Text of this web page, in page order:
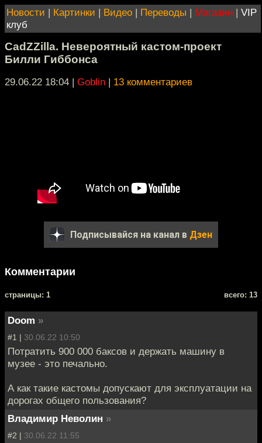
Новости | Картинки | Видео | Переводы | Магазин | VIP
клуб
CadZZilla. Невероятный кастом-проект
Билли Гиббонса
29.06.22 18:04 | Goblin | 13 комментариев
Подписывайся на канал в Дзен
Комментарии
cтраницы: 1 всего: 13
Doom »
#1 | 30.06.22 10:50
Потратить 900 000 баксов и держать машину в
музее - это печально.
А как такие кастомы допускают для эксплуатации на
дорогах общего пользования?
Владимир Неволин »
#2 | 30.06.22 11:55